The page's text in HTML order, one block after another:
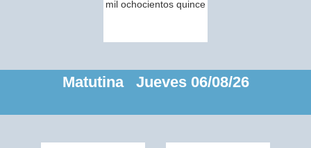
mil ochocientos quince
Matutina Jueves 06/08/26